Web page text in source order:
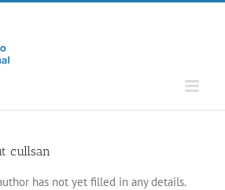
cullsan
has not yet filled in any details.